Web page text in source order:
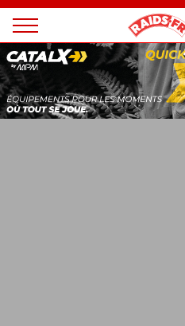
Magazine
Raids
Panneau de gestion des cookies